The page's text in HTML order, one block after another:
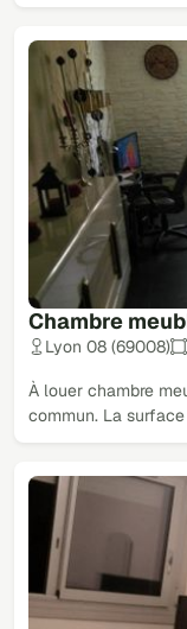
Chambre
Lyon 08 (69008)
À louer chambre
commun. La